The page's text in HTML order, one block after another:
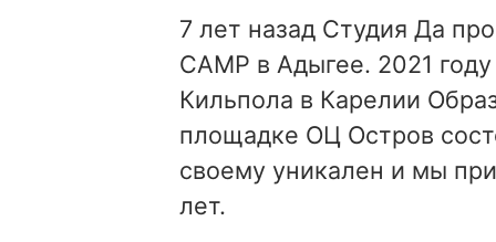
7 лет назад Студия Да
CAMP в Адыгее. 2021
Кильпола в Карелии
площадке ОЦ Остров
своему уникален и мы
лет.